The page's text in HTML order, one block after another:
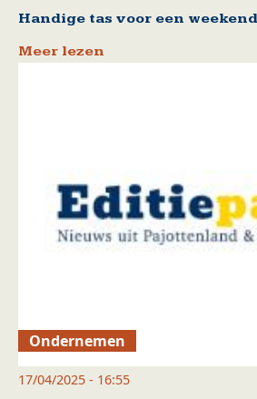
Handige tas voor een
Meer lezen
Ondernemen
17/04/2025 - 16:55